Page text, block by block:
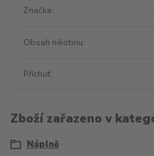
Značka
Obsah nikotinu
Příchuť
Zboží zařazeno v
Náplně